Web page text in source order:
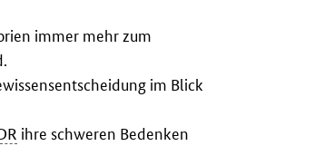
immer mehr zum
im Blick
ihre schweren Bedenken